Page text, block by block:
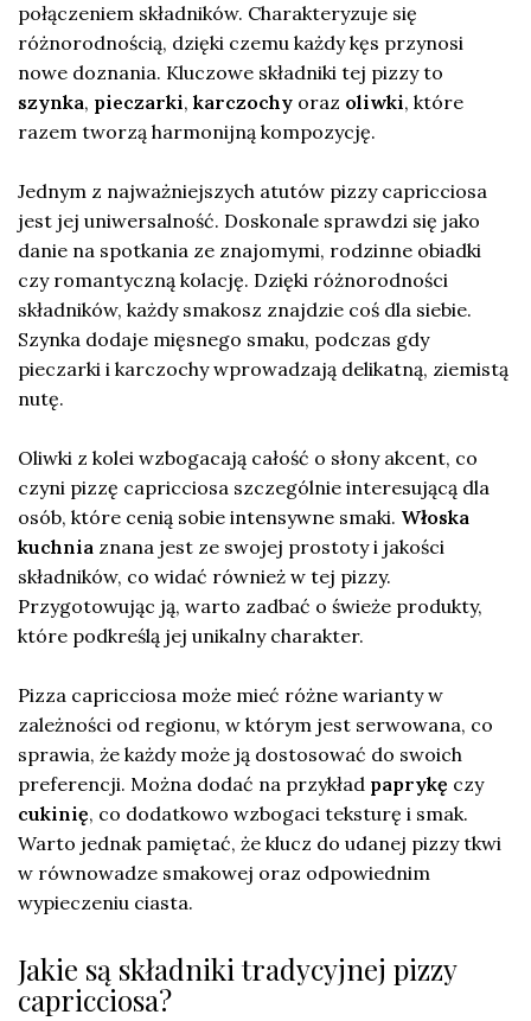
połączeniem składników. Charakteryzuje się
różnorodnością, dzięki czemu każdy kęs przynosi
nowe doznania. Kluczowe składniki tej pizzy to
szynka, pieczarki, karczochy oraz oliwki, które
razem tworzą harmonijną kompozycję.
Jednym z najważniejszych atutów pizzy capricciosa
jest jej uniwersalność. Doskonale sprawdzi się jako
danie na spotkania ze znajomymi, rodzinne obiadki
czy romantyczną kolację. Dzięki różnorodności
składników, każdy smakosz znajdzie coś dla siebie.
Szynka dodaje mięsnego smaku, podczas gdy
pieczarki i karczochy wprowadzają delikatną, ziemistą
nutę.
Oliwki z kolei wzbogacają całość o słony akcent, co
czyni pizzę capricciosa szczególnie interesującą dla
osób, które cenią sobie intensywne smaki. Włoska
kuchnia znana jest ze swojej prostoty i jakości
składników, co widać również w tej pizzy.
Przygotowując ją, warto zadbać o świeże produkty,
które podkreślą jej unikalny charakter.
Pizza capricciosa może mieć różne warianty w
zależności od regionu, w którym jest serwowana, co
sprawia, że każdy może ją dostosować do swoich
preferencji. Można dodać na przykład paprykę czy
cukinię, co dodatkowo wzbogaci teksturę i smak.
Warto jednak pamiętać, że klucz do udanej pizzy tkwi
w równowadze smakowej oraz odpowiednim
wypieczeniu ciasta.
Jakie są składniki tradycyjnej pizzy
capricciosa?